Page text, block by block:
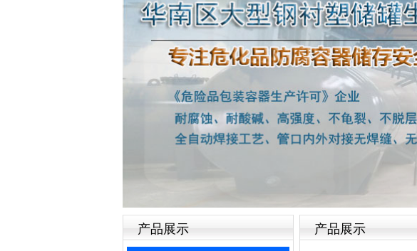
产品展示 产品展示